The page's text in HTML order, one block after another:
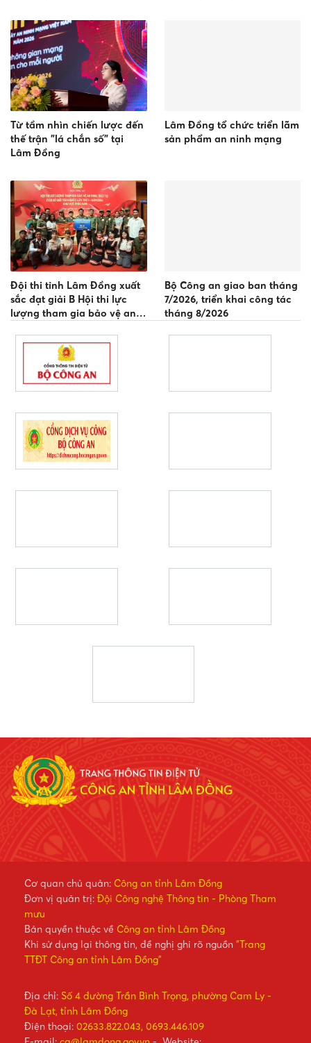
mạng Việt Nam 2026
Từ tầm nhìn chiến lược đến
thế trận "lá chắn số" tại
Lâm Đồng
Lâm Đồng tổ chức triển lãm
sản phẩm an ninh mạng
Đội thi tỉnh Lâm Đồng xuất
sắc đạt giải B Hội thi lực
lượng tham gia bảo vệ an
toàn quốc
Bộ Công an giao ban tháng
7/2026, triển khai công tác
tháng 8/2026
Cơ quan chủ quản:
Đơn vị quản trị:Đội Công nghệ Thông tin - Phòng Tham
mưu
Bản quyền thuộc vềCông an tỉnh Lâm Đồng
TTĐT Công an tỉnh Lâm Đồng"
Địa chỉ:Số 4 đường Trần Bình Trọng, phường Cam Ly -